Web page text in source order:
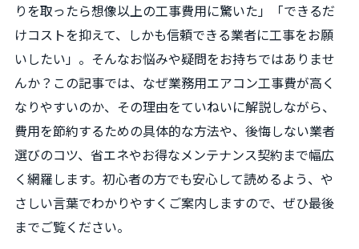
りを取ったら想像以上の工事費用に驚いた」「できるだ
けコストを抑えて、しかも信頼できる業者に工事をお願
いしたい」。そんなお悩みや疑問をお持ちではありませ
んか？この記事では、なぜ業務用エアコン工事費が高く
なりやすいのか、その理由をていねいに解説しながら、
費用を節約するための具体的な方法や、後悔しない業者
選びのコツ、省エネやお得なメンテナンス契約まで幅広
く網羅します。初心者の方でも安心して読めるよう、や
さしい言葉でわかりやすくご案内しますので、ぜひ最後
までご覧ください。